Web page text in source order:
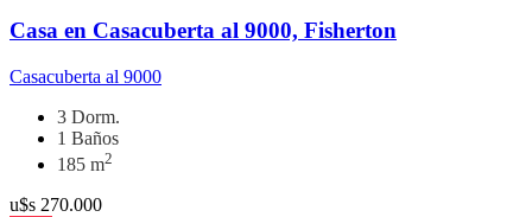
Casa en Casacuberta al 9000, Fisherton
Casacuberta al 9000
3 Dorm.
1 Baños
185 m2
u$s 270.000